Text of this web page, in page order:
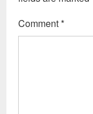
Comment*